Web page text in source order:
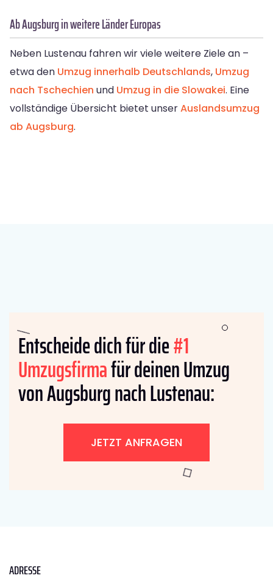
Ab Augsburg in weitere Länder Europas
Neben Lustenau fahren wir viele weitere Ziele an –
etwa den Umzug innerhalb Deutschlands, Umzug
nach Tschechien und Umzug in die Slowakei. Eine
vollständige Übersicht bietet unserAuslandsumzug
ab Augsburg.
Entscheide dich für die#1
Umzugsfirmafür deinen Umzug
von Augsburg nach Lustenau:
JETZT ANFRAGEN
ADRESSE